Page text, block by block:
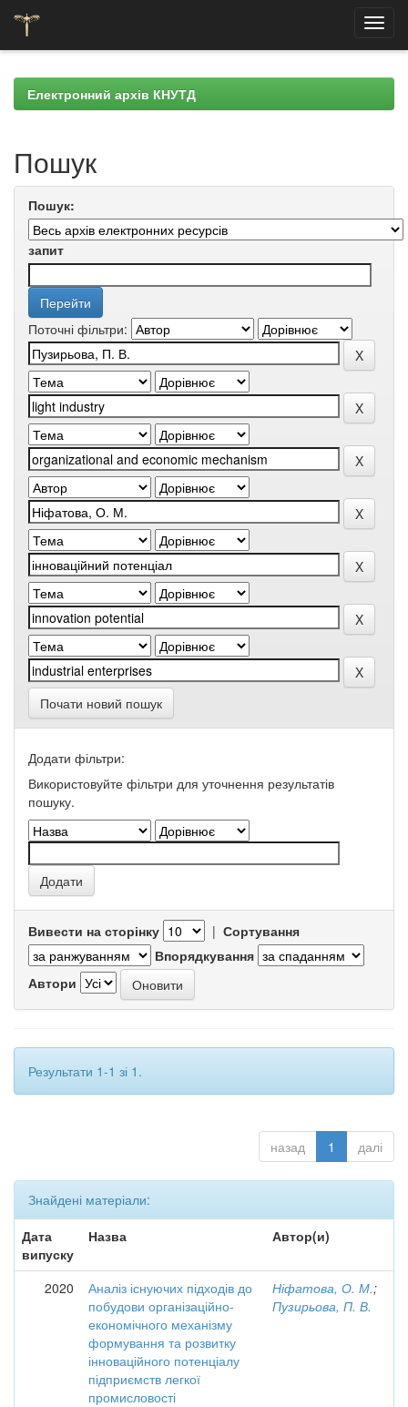
navigationЕлектронний архів КНУТД
Пошук
Пошук:
запит
Поточні фільтри:
Почати новий пошук
Додати фільтри:
Використовуйте фільтри для уточнення результатів
пошуку.
Вивести на сторінку | Сортування
Впорядкування
Автори
Результати 1-1 зі 1.
назад 1 далі
Знайдені матеріали:
Дата
випуску
Назва Автор(и)
2020
Аналіз існуючих підходів до
побудови організаційно-
економічного механізму
формування та розвитку
інноваційного потенціалу
підприємств легкої
промисловості
Ніфатова, О. М.;
Пузирьова, П. В.